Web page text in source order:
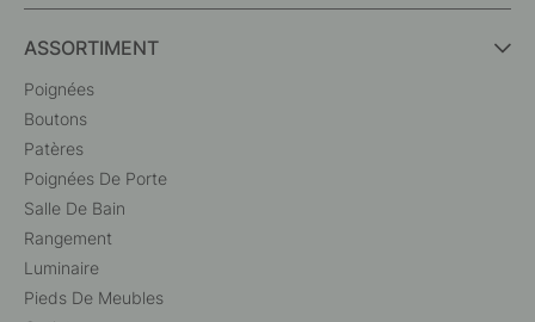
ASSORTIMENT
Poignées
Boutons
Patères
Poignées De Porte
Salle De Bain
Rangement
Luminaire
Pieds De Meubles